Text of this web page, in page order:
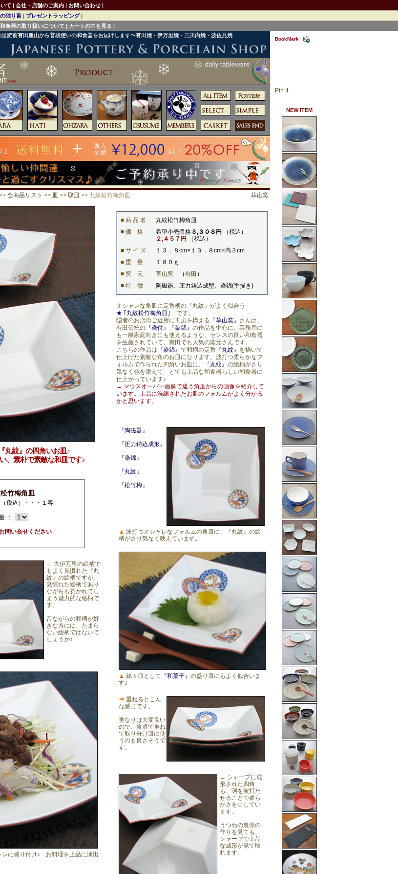
肥前有田皿山から普段使いの和食器をお届けします〜有田焼・伊万里焼・三川内焼・波佐見焼
全商品リスト >> 皿 >> 取皿 >> 丸紋松竹梅角皿 草山窯
■ 商 品 名
丸紋松竹梅角皿
■ 価 格
希望小売価格３,３０８円 （税込）
２,４５７円
（税込）
■ サ イ ズ
１３．８cm×１３．８cm×高３cm
■ 重 量
１８０ｇ
■ 窯 元
草山窯 （有田 ）
■ 特 徴
陶磁器、圧力鋳込成型、染錦(手描き)
オシャレな角皿に定番柄の『丸紋』がよく似合う
★ ｢丸紋松竹梅角皿｣ です。
隠者のお店のご近所に工房を構える 『草山窯』 さんは、
有田伝統の 『染付』『染錦』 の作品を中心に、業務用に
も一般家庭向きにも使えるような、センスの良い和食器
を生産されていて、有田でも人気の窯元さんです。
こちらの作品は 『染錦』 で和柄の定番 『丸紋』 を描いて
仕上げた素敵な角のお皿になります。波打つ柔らかなフ
ォルムで作られた四角いお皿に、
『丸紋』 の絵柄がさり
気なく色を添えて、とても上品な和食器らしい和食器に
仕上がっています♪
← マウスオーバー画像で違う角度からの画像を紹介して
います。上品に洗練されたお皿のフォルムがよく分かる
かと思います。
『陶磁器』
『圧力鋳込成形』
『染錦』
『丸紋』
『松竹梅』
▲ 波打つオシャレなフォルムの角皿に、『丸紋』の絵
柄がさり気なく映えています。
▲ 銘々皿として 『和菓子』 の盛り皿にもよく似合いま
す♪
⇒ 重ねるとこん
な感じです。
重なりは大変良い
ので、食卓で重ね
て取り分け皿に使
うのも良さそうで
す。
← シャープに成
形された四角
も、渕を波打た
せることで柔ら
かさを出してい
ます。
うつわの裏側の
作りを見ても、
シャープで上品
な成形が見て取
れます。
丸紋』の四角いお皿♪
、素朴で素敵な和皿です♪
竹梅角皿
（税込）・・・１客
：
問い合せください
← 古伊万里の絵柄で
もよく見慣れた『丸
紋』の絵柄ですが、
見慣れた絵柄であり
ながらも惹かれてし
まう魅力的な絵柄で
す。
昔ながらの和柄が好
きな方には、たまら
ない絵柄ではないで
しょうか♪
レに盛り付け♪ お料理を上品に演出
BookMark
Pin It
NEW ITEM
て | 会社・店舗のご案内 | お問い合わせ |
独り言 | プレゼントラッピング|
和食器の取り扱いについて | カートの中を見る |